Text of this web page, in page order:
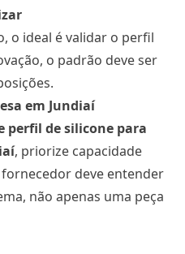
o ideal é validar o perfil
o padrão deve ser
em Jundiaí
perfil de silicone para
, priorize capacidade
deve entender
não apenas uma peça